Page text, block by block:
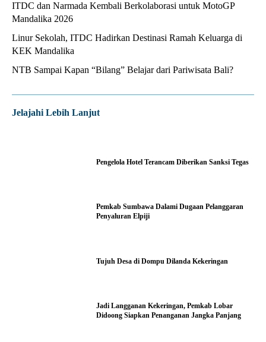
ITDC dan Narmada Kembali Berkolaborasi untuk MotoGP
Mandalika 2026
Linur Sekolah, ITDC Hadirkan Destinasi Ramah Keluarga di
KEK Mandalika
NTB Sampai Kapan “Bilang” Belajar dari Pariwisata Bali?
Jelajahi Lebih Lanjut
Pengelola Hotel Terancam Diberikan Sanksi Tegas
Pemkab Sumbawa Dalami Dugaan Pelanggaran
Penyaluran Elpiji
Tujuh Desa di Dompu Dilanda Kekeringan
Jadi Langganan Kekeringan, Pemkab Lobar
Didoong Siapkan Penanganan Jangka Panjang